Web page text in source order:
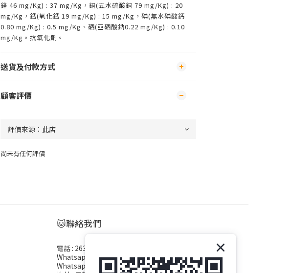
鋅 46 mg/Kg) : 37 mg/Kg，銅(五水硫酸銅 79 mg/Kg) : 20
mg/Kg，錳(氧化錳 19 mg/Kg) : 15 mg/Kg，碘(無水碘酸鈣
0.80 mg/Kg) : 0.5 mg/Kg、硒(亞硒酸鈉0.22 mg/Kg) : 0.10
mg/Kg。抗氧化劑。
送貨及付款方式
顧客評價
尚未有任何評價
🐱聯絡我們
電話 : 2638 2209
Whatsapp : 2638 2609
Whatsapp : 5189 9993